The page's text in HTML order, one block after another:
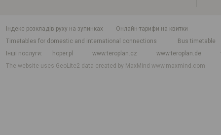
індекс розкладів руху на зупинках
Онлайн-тарифи на квитки
Timetables for domestic and international connections
Bus timetable
Інші послуги
hoper.pl www.teroplan.cz www.teroplan.de
The website uses GeoLite2 data created by MaxMindwww.maxmind.com